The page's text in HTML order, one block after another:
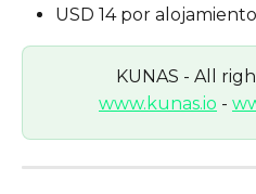
USD 14 por
KUNAS - All
www.kunas.io -